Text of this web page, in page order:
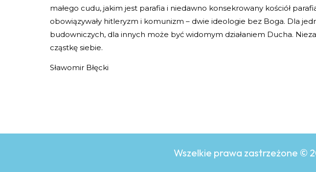
małego cudu, jakim jest parafia i niedawno konsekrowany kościół
obowiązywały hitleryzm i komunizm – dwie ideologie bez Boga. Dla
budowniczych, dla innych może być widomym działaniem Ducha.
cząstkę siebie.
Sławomir Błęcki
Wszelkie prawa zastrzeżone ©